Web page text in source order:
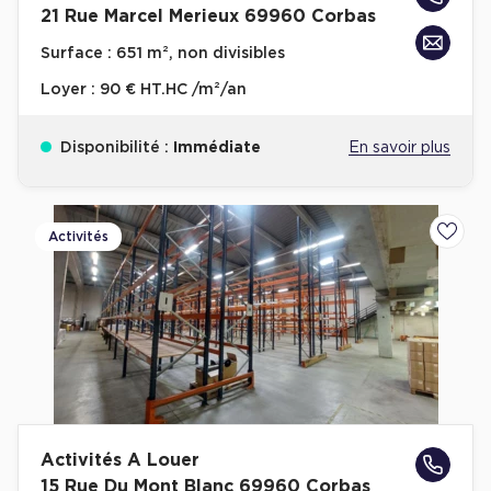
Achat de Bureaux à Rennes
Collections de Bureaux
Immeuble indépendant
Immeuble de bureaux avec services
Location bureaux Bellecour - Cordeliers (Lyon)
Haussmanniens
Location d'Entrepôts / Activités
Location d'Entrepôts / Activités à Saint-Priest
21 Rue Marcel Merieux 69960 Corbas
Surface : 651 m², non divisibles
Loyer : 90 € HT.HC /m²/an
Disponibilité : Immédiate En savoir plus
Activités
Activités A Louer
15 Rue Du Mont Blanc 69960 Corbas